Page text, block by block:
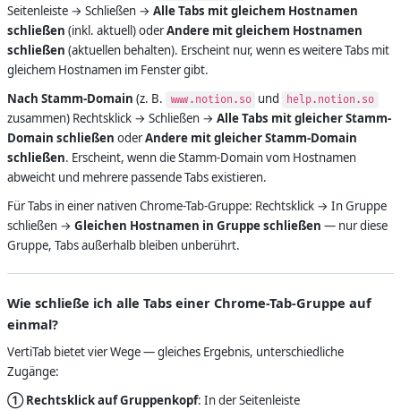
Seitenleiste → Schließen → Alle Tabs mit gleichem Hostnamen
schließen (inkl. aktuell) oderAndere mit gleichem Hostnamen
schließen (aktuellen behalten). Erscheint nur, wenn es weitere Tabs mit
gleichem Hostnamen im Fenster gibt.
Nach Stamm-Domain (z. B. www.notion.so und help.notion.so
zusammen) Rechtsklick → Schließen → Alle Tabs mit gleicher Stamm-
Domain schließen oderAndere mit gleicher Stamm-Domain
schließen. Erscheint, wenn die Stamm-Domain vom Hostnamen
abweicht und mehrere passende Tabs existieren.
Für Tabs in einer nativen Chrome-Tab-Gruppe: Rechtsklick → In Gruppe
schließen → Gleichen Hostnamen in Gruppe schließen — nur diese
Gruppe, Tabs außerhalb bleiben unberührt.
Wie schließe ich alle Tabs einer Chrome-Tab-Gruppe auf
einmal?
VertiTab bietet vier Wege — gleiches Ergebnis, unterschiedliche
Zugänge:
① Rechtsklick auf Gruppenkopf: In der Seitenleiste